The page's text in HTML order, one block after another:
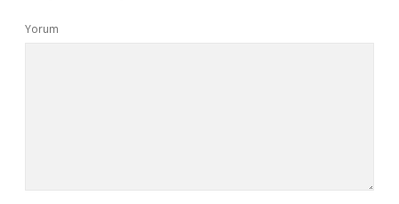
Yorum